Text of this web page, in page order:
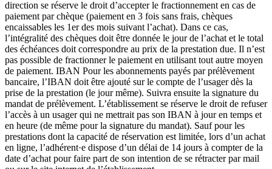
direction se réserve le droit d’accepter le fractionnement en cas de
paiement par chèque (paiement en 3 fois sans frais, chèques
encaissables les 1er des mois suivant l’achat). Dans ce cas,
l’intégralité des chèques doit être donnée le jour de l’achat et le total
des échéances doit correspondre au prix de la prestation due. Il n’est
pas possible de fractionner le paiement en utilisant tout autre moyen
de paiement. IBAN Pour les abonnements payés par prélèvement
bancaire, l’IBAN doit être ajouté sur le compte de l’usager dès la
prise de la prestation (le jour même). Suivra ensuite la signature du
mandat de prélèvement. L’établissement se réserve le droit de refuser
l’accès à un usager qui ne mettrait pas son IBAN à jour en temps et
en heure (de même pour la signature du mandat). Sauf pour les
prestations dont la capacité de réservation est limitée, lors d’un achat
en ligne, l’adhérent·e dispose d’un délai de 14 jours à compter de la
date d’achat pour faire part de son intention de se rétracter par mail